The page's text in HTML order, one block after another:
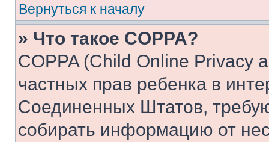
Вернуться к началу
» Что такое COPPA?
COPPA (Child Online Privacy
частных прав ребенка в
Соединенных Штатов,
собирать информацию от